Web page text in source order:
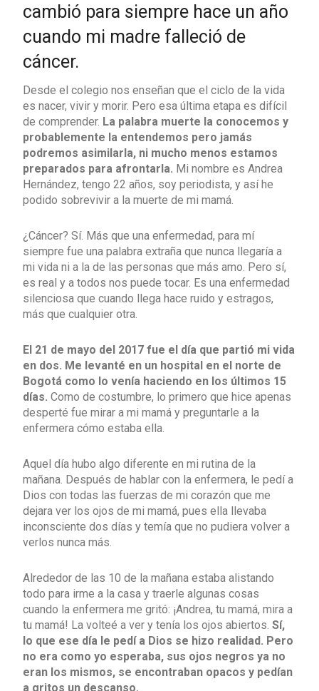
cambió para siempre hace un año
cuando mi madre falleció de
cáncer.
Desde el colegio nos enseñan que el ciclo de la vida
es nacer, vivir y morir. Pero esa última etapa es difícil
de comprender. La palabra muerte la conocemos y
probablemente la entendemos pero jamás
podremos asimilarla, ni mucho menos estamos
preparados para afrontarla. Mi nombre es Andrea
Hernández, tengo 22 años, soy periodista, y así he
podido sobrevivir a la muerte de mi mamá.
¿Cáncer? Sí. Más que una enfermedad, para mí
siempre fue una palabra extraña que nunca llegaría a
mi vida ni a la de las personas que más amo. Pero sí,
es real y a todos nos puede tocar. Es una enfermedad
silenciosa que cuando llega hace ruido y estragos,
más que cualquier otra.
El 21 de mayo del 2017 fue el día que partió mi vida
en dos. Me levanté en un hospital en el norte de
Bogotá como lo venía haciendo en los últimos 15
días. Como de costumbre, lo primero que hice apenas
desperté fue mirar a mi mamá y preguntarle a la
enfermera cómo estaba ella.
Aquel día hubo algo diferente en mi rutina de la
mañana. Después de hablar con la enfermera, le pedí a
Dios con todas las fuerzas de mi corazón que me
dejara ver los ojos de mi mamá, pues ella llevaba
inconsciente dos días y temía que no pudiera volver a
verlos nunca más.
Alrededor de las 10 de la mañana estaba alistando
todo para irme a la casa y traerle algunas cosas
cuando la enfermera me gritó: ¡Andrea, tu mamá, mira a
tu mamá! La volteé a ver y tenía los ojos abiertos. Sí,
lo que ese día le pedí a Dios se hizo realidad. Pero
no era como yo esperaba, sus ojos negros ya no
eran los mismos, se encontraban opacos y pedían
a gritos un descanso.